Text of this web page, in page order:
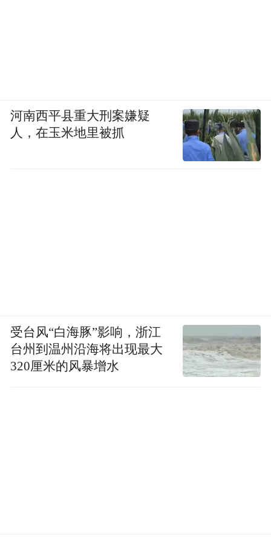
河南西平县重大刑案嫌疑
人，在玉米地里被抓
受台风“白海豚”影响，浙江
台州到温州沿海将出现最大
320厘米的风暴增水